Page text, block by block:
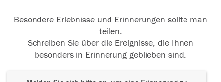
Besondere Erlebnisse und Erinnerungen sollte man
teilen.
Schreiben Sie über die Ereignisse, die Ihnen
besonders in Erinnerung geblieben sind.